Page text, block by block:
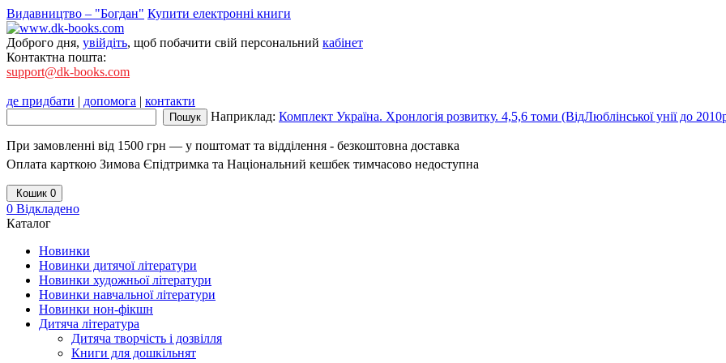
Видавництво – "Богдан" Купити електронні книги
Доброго дня, увійдіть, щоб побачити свій персональний кабінет
Контактна пошта:
support@dk-books.com
де придбати | допомога | контакти
Наприклад: Комплект Україна. Хронлогія розвитку. 4,5,6 томи (ВідЛюблінської унії до
При замовленні від 1500 грн — у поштомат та відділення - безкоштовна доставка
Оплата карткою Зимова Єпідтримка та Національний кешбек тимчасово недоступна
Кошик 0
0 Відкладено
Каталог
Новинки
Новинки дитячої літератури
Новинки художньої літератури
Новинки навчальної літератури
Новинки нон-фікшн
Дитяча література
Дитяча творчість і дозвілля
Книги для дошкільнят